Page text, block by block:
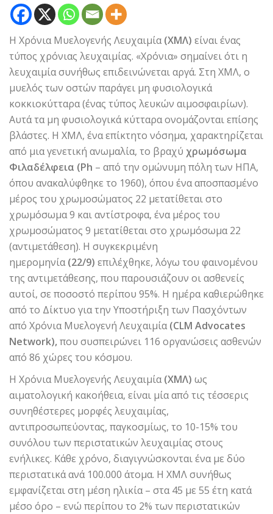
Η Χρόνια Μυελογενής Λευχαιμία(ΧΜΛ) είναι ένας
τύπος χρόνιας λευχαιμίας. «Χρόνια» σημαίνει ότι η
λευχαιμία συνήθως επιδεινώνεται αργά. Στη ΧΜΛ, ο
μυελός των οστών παράγει μη φυσιολογικά
κοκκιοκύτταρα (ένας τύπος λευκών αιμοσφαιρίων).
Αυτά τα μη φυσιολογικά κύτταρα ονομάζονται επίσης
βλάστες. Η ΧΜΛ, ένα επίκτητο νόσημα, χαρακτηρίζεται
από μια γενετική ανωμαλία, το βραχύ χρωμόσωμα
Φιλαδέλφεια (Ph – από την ομώνυμη πόλη των ΗΠΑ,
όπου ανακαλύφθηκε το 1960), όπου ένα αποσπασμένο
μέρος του χρωμοσώματος 22 μετατίθεται στο
χρωμόσωμα 9 και αντίστροφα, ένα μέρος του
χρωμοσώματος 9 μετατίθεται στο χρωμόσωμα 22
(αντιμετάθεση). Η συγκεκριμένη
ημερομηνία(22/9) επιλέχθηκε, λόγω του φαινομένου
της αντιμετάθεσης, που παρουσιάζουν οι ασθενείς
αυτοί, σε ποσοστό περίπου 95%. Η ημέρα καθιερώθηκε
από το Δίκτυο για την Υποστήριξη των Πασχόντων
από Χρόνια Μυελογενή Λευχαιμία(CLM Advocates
Network),που συσπειρώνει 116 οργανώσεις ασθενών
από 86 χώρες του κόσμου.
Η Χρόνια Μυελογενής Λευχαιμία(ΧΜΛ) ως
αιματολογική κακοήθεια, είναι μία από τις τέσσερις
συνηθέστερες μορφές λευχαιμίας,
αντιπροσωπεύοντας, παγκοσμίως, το 10-15% του
συνόλου των περιστατικών λευχαιμίας στους
ενήλικες. Κάθε χρόνο, διαγιγνώσκονται ένα με δύο
περιστατικά ανά 100.000 άτομα. Η ΧΜΛ συνήθως
εμφανίζεται στη μέση ηλικία – στα 45 με 55 έτη κατά
μέσο όρο – ενώ περίπου το 2% των περιστατικών